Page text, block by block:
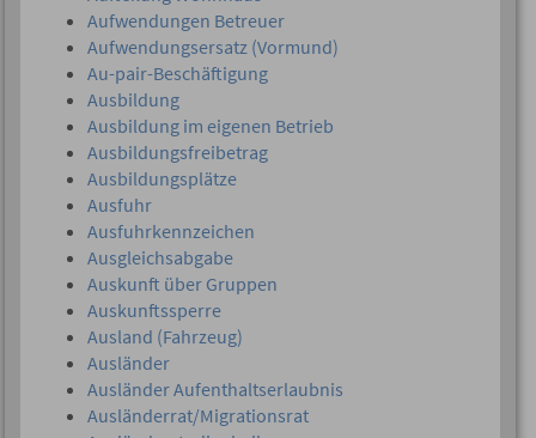
Aufwendungen Betreuer
Aufwendungsersatz (Vormund)
Au-pair-Beschäftigung
Ausbildung
Ausbildung im eigenen Betrieb
Ausbildungsfreibetrag
Ausbildungsplätze
Ausfuhr
Ausfuhrkennzeichen
Ausgleichsabgabe
Auskunft über Gruppen
Auskunftssperre
Ausland (Fahrzeug)
Ausländer
Ausländer Aufenthaltserlaubnis
Ausländerrat/Migrationsrat